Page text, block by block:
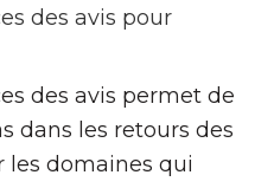
des avis pour
des avis permet de
dans les retours des
les domaines qui